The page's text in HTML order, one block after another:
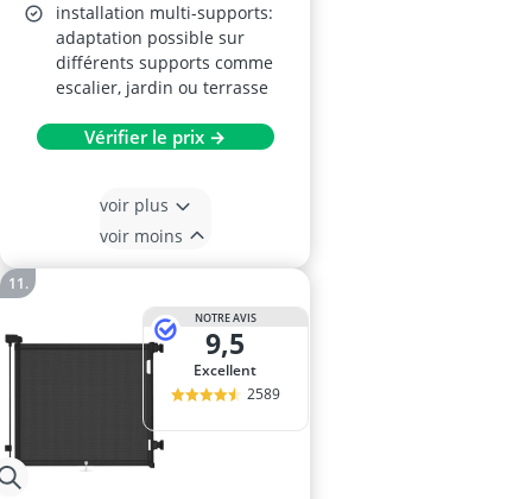
installation multi-supports:
adaptation possible sur
différents supports comme
escalier, jardin ou terrasse
Vérifier le prix →
voir plus
voir moins
NOTRE AVIS
9,5
Excellent
2589